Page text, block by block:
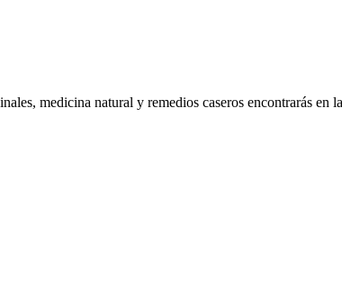
medicina natural y remedios caseros encontrarás en